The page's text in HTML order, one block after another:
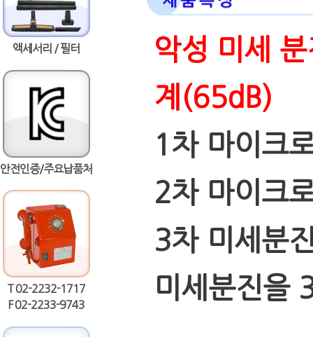
액세서리 / 필터
안전인증/주요납품처
T 02-2232-1717
F 02-2233-9743
악성 미세
계(65dB)
1차 마이크
2차 마이크
3차 미세분
미세분진을